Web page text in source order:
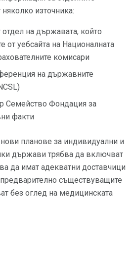
източника:
отдел на държавата, който
от уебсайта на Националната
комисари
на държавните
Семейство Фондация за
факти
планове за индивидуални и
държави трябва да включват
да имат адекватни доставчици
съществуващите
без оглед на медицинската